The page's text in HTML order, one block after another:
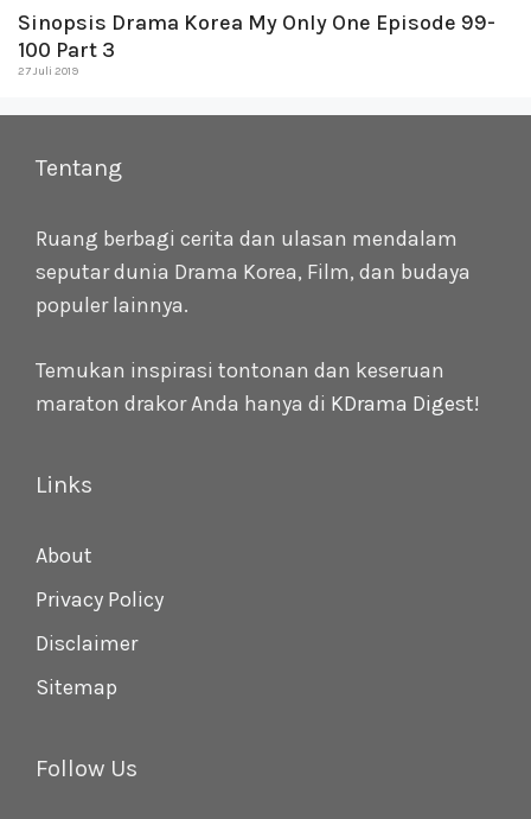
Sinopsis Drama Korea My Only One Episode 99-
100 Part 3
27 Juli 2019
Tentang
Ruang berbagi cerita dan ulasan mendalam
seputar dunia Drama Korea, Film, dan budaya
populer lainnya.
Temukan inspirasi tontonan dan keseruan
maraton drakor Anda hanya di KDrama Digest!
Links
About
Privacy Policy
Disclaimer
Sitemap
Follow Us